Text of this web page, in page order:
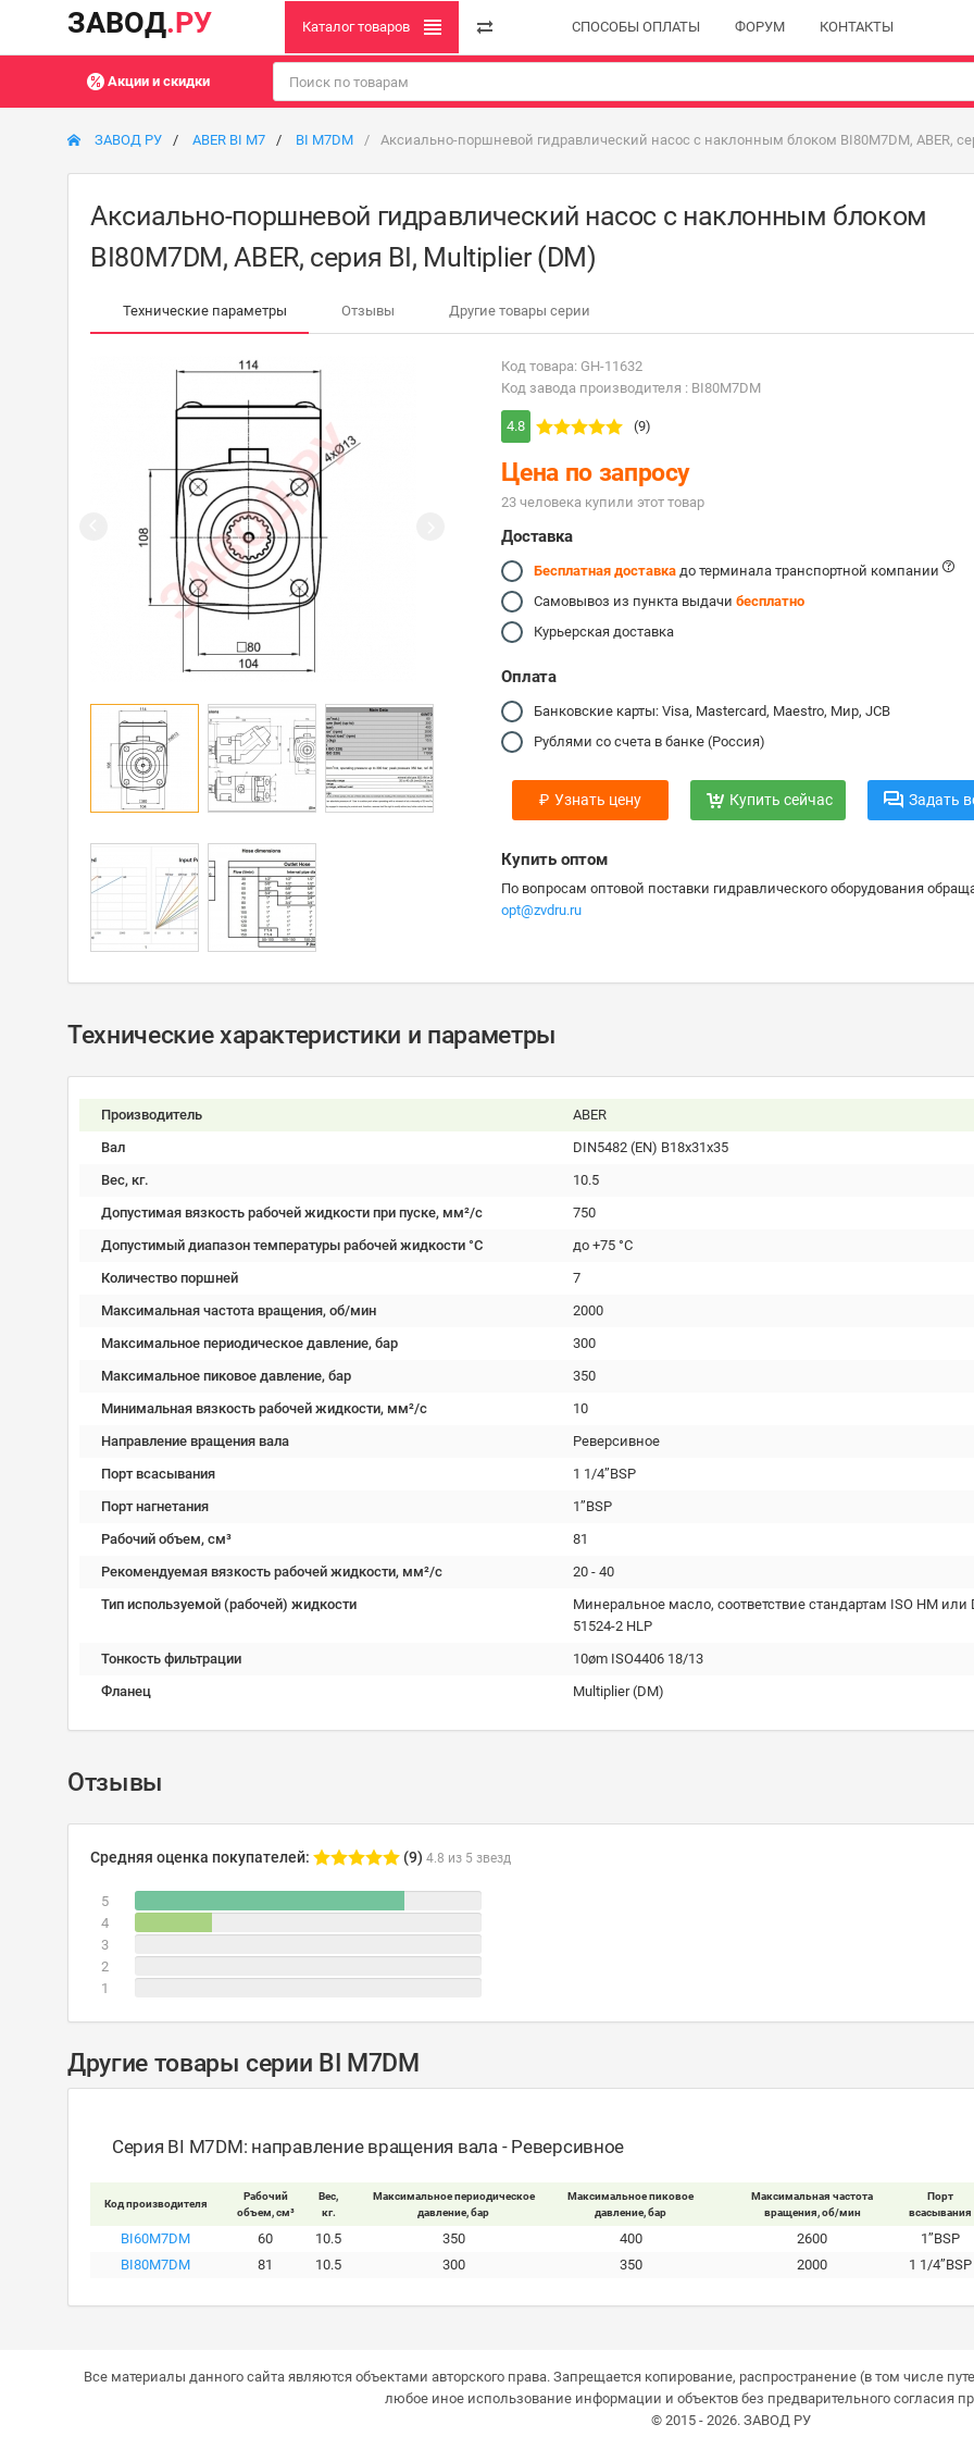
ЗАВОД.РУ Каталог товаров СПОСОБЫ ОПЛАТЫ ФОРУМ КОНТАКТЫ
Акции и скидки
ЗАВОД РУ ABER BI M7 BI M7DM Аксиально-поршневой гидравлический насос с наклонным блоком BI80M7DM, ABER,
Аксиально-поршневой гидравлический насос с наклонным блоком
BI80M7DM, ABER, серия BI, Multiplier (DM)
Технические параметры Отзывы Другие товары серии
Код товара: GH-11632
Код завода производителя : BI80M7DM
4.8 (9)
Цена по запросу
23 человекa купили этот товар
Доставка
Бесплатная доставка до терминала транспортной компании
Самовывоз из пункта выдачибесплатно
Курьерская доставка
Оплата
Банковские карты: Visa, Mastercard, Maestro, Мир, JCB
Рублями со счета в банке (Россия)
₽ Узнать цену Купить сейчас Задать
Купить оптом
По вопросам оптовой поставки гидравлического оборудования
opt@zvdru.ru
Технические характеристики и параметры
Производитель
ABER
Вал
DIN5482 (EN) B18x31x35
Вес, кг.
10.5
Допустимая вязкость рабочей жидкости при пуске, мм²/c
750
Допустимый диапазон температуры рабочей жидкости °C
до +75 °С
Количество поршней
7
Максимальная частота вращения, об/мин
2000
Максимальное периодическое давление, бар
300
Максимальное пиковое давление, бар
350
Минимальная вязкость рабочей жидкости, мм²/c
10
Направление вращения вала
Реверсивное
Порт всасывания
1 1/4’’BSP
Порт нагнетания
1’’BSP
Рабочий объем, см³
81
Рекомендуемая вязкость рабочей жидкости, мм²/с
20 - 40
Тип используемой (рабочей) жидкости
Минеральное масло, соответствие стандартам ISO HM или
51524-2 HLP
Тонкость фильтрации
10øm ISO4406 18/13
Фланец
Multiplier (DM)
Отзывы
Средняя оценка покупателей: (9) 4.8 из 5 звезд
5
4
3
2
1
Другие товары серии BI M7DM
Серия BI M7DM: направление вращения вала - Реверсивное
Код производителя
Рабочий
объем, см³
Вес,
кг.
Максимальное периодическое
давление, бар
Максимальное пиковое
давление, бар
Максимальная частота
вращения, об/мин
Порт
всасывания
BI60M7DM 60 10.5 350 400 2600
1’’BSP
BI80M7DM
81 10.5 300 350 2000 1 1/4’’BSP
Все материалы данного сайта являются объектами авторского права. Запрещается копирование, распространение (в том числе
любое иное использование информации и объектов без предварительного согласия
© 2015 - 2026. ЗАВОД РУ